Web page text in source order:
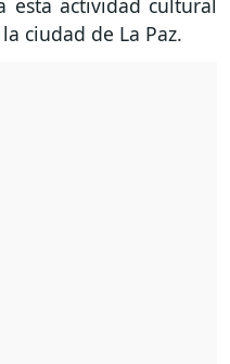
esta actividad cultural
ciudad de La Paz.